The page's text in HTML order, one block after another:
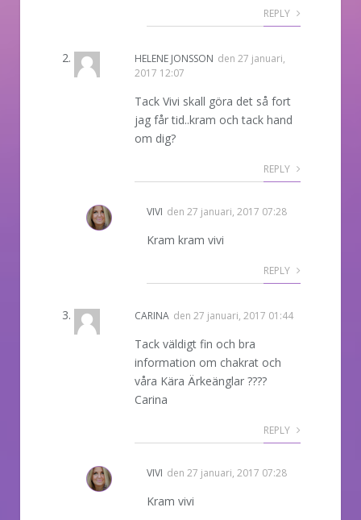
REPLY
HELENE JONSSON den 27 januari,
2017 12:07
Tack Vivi skall göra det så fort
jag får tid..kram och tack hand
om dig?
REPLY
VIVI den 27 januari, 2017 07:28
Kram kram vivi
REPLY
CARINA den 27 januari, 2017 01:44
Tack väldigt fin och bra
information om chakrat och
våra Kära Ärkeänglar ????
Carina
REPLY
VIVI den 27 januari, 2017 07:28
Kram vivi